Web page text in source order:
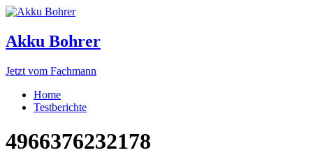
Akku Bohrer
Jetzt vom Fachmann
Home
Testberichte
4966376232178